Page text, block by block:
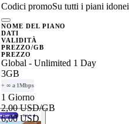
Codici promoSu tutti i piani idonei
NOME DEL PIANO
DATI
VALIDITÀ
PREZZO/GB
PREZZO
Global - Unlimited 1 Day
3GB
+ ∞ a 1Mbps
1 Giorno
2,00 USD/GB
6,00 USD